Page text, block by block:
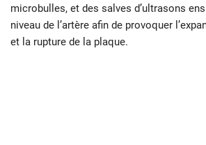
microbulles, et des salves d’ultrasons
niveau de l’artère afin de provoquer
et la rupture de la plaque.